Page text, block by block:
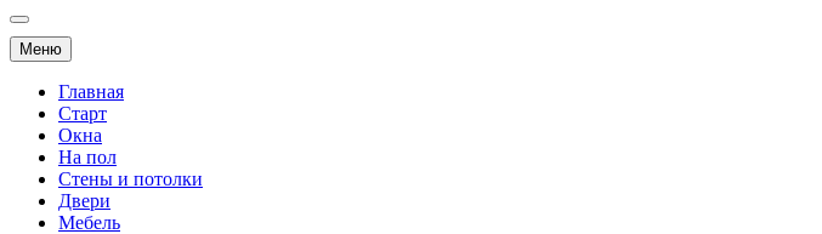
Меню
Главная
Старт
Окна
На пол
Стены и потолки
Двери
Мебель